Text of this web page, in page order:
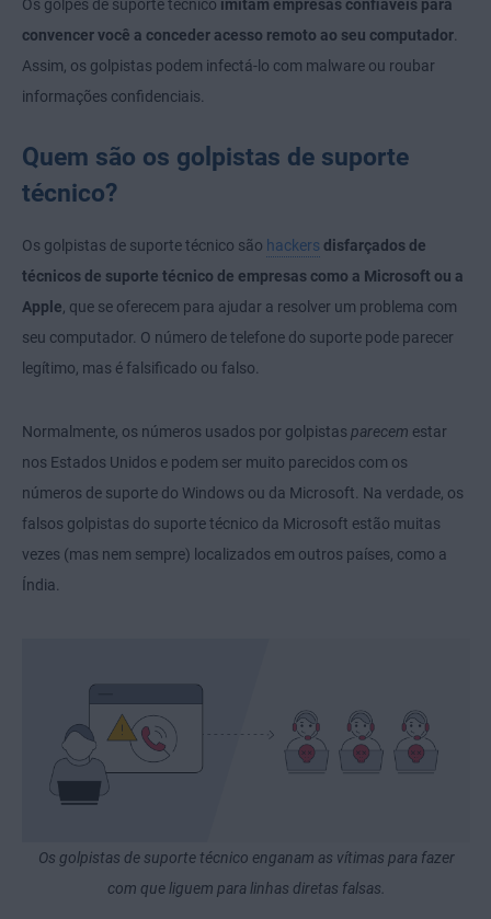
Os golpes de suporte técnico imitam empresas confiáveis para
convencer você a conceder acesso remoto ao seu computador.
Assim, os golpistas podem infectá-lo com malware ou roubar
informações confidenciais.
Quem são os golpistas de suporte
técnico?
Os golpistas de suporte técnico são hackers disfarçados de
técnicos de suporte técnico de empresas como a Microsoft ou a
Apple, que se oferecem para ajudar a resolver um problema com
seu computador. O número de telefone do suporte pode parecer
legítimo, mas é falsificado ou falso.
Normalmente, os números usados por golpistas parecem estar
nos Estados Unidos e podem ser muito parecidos com os
números de suporte do Windows ou da Microsoft. Na verdade, os
falsos golpistas do suporte técnico da Microsoft estão muitas
vezes (mas nem sempre) localizados em outros países, como a
Índia.
Os golpistas de suporte técnico enganam as vítimas para fazer
com que liguem para linhas diretas falsas.